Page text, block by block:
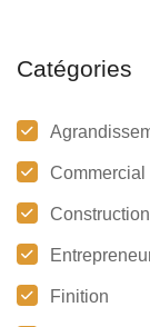
Catégories
Commercial
Construction
Finition